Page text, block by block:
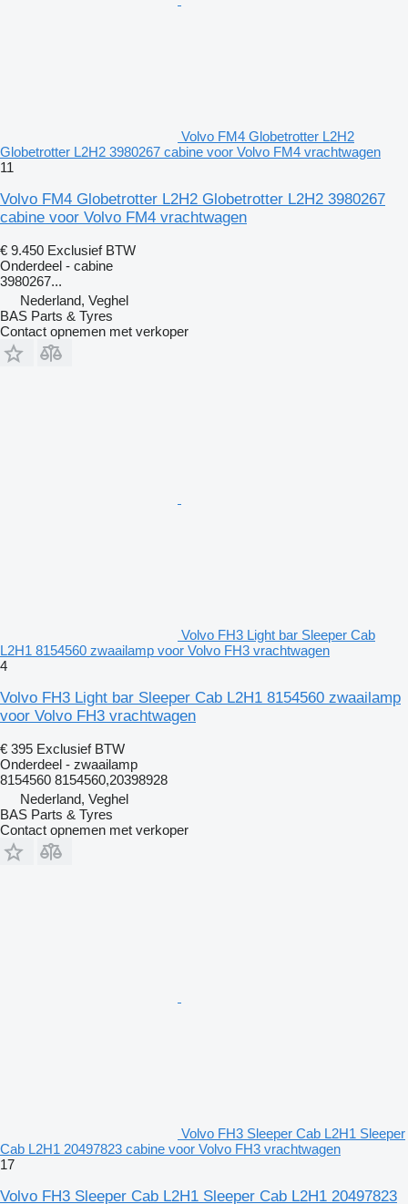
Volvo FM4 Globetrotter L2H2
Globetrotter L2H2 3980267 cabine voor Volvo FM4 vrachtwagen
11
Volvo FM4 Globetrotter L2H2 Globetrotter L2H2 3980267
cabine voor Volvo FM4 vrachtwagen
€ 9.450 Exclusief BTW
Onderdeel - cabine
3980267...
Nederland, Veghel
BAS Parts & Tyres
Contact opnemen met verkoper
Volvo FH3 Light bar Sleeper Cab
L2H1 8154560 zwaailamp voor Volvo FH3 vrachtwagen
4
Volvo FH3 Light bar Sleeper Cab L2H1 8154560 zwaailamp
voor Volvo FH3 vrachtwagen
€ 395 Exclusief BTW
Onderdeel - zwaailamp
8154560 8154560,20398928
Nederland, Veghel
BAS Parts & Tyres
Contact opnemen met verkoper
Volvo FH3 Sleeper Cab L2H1 Sleeper
Cab L2H1 20497823 cabine voor Volvo FH3 vrachtwagen
17
Volvo FH3 Sleeper Cab L2H1 Sleeper Cab L2H1 20497823